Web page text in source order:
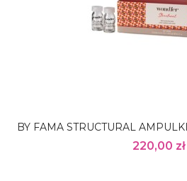
BY FAMA STRUCTURAL
220,00 zł